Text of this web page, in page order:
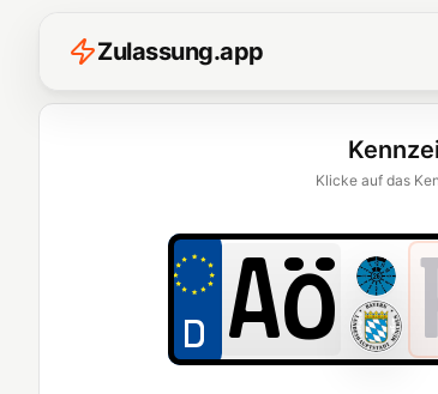
Zulassung.app
Klicke auf das